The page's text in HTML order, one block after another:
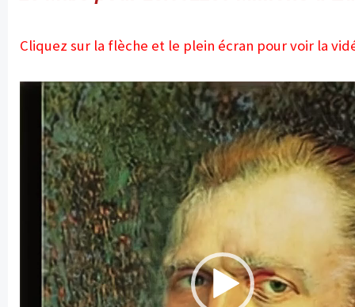
Cliquez sur la flèche et le plein écran pour voir la